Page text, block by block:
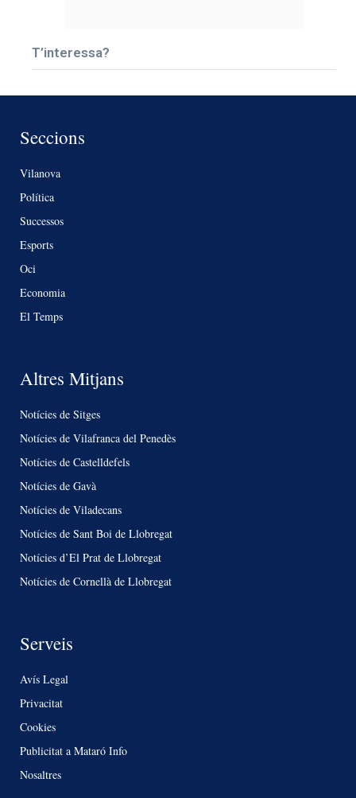
T’interessa?
Seccions
Vilanova
Política
Successos
Esports
Oci
Economia
El Temps
Altres Mitjans
Notícies de Sitges
Notícies de Vilafranca del Penedès
Notícies de Castelldefels
Notícies de Gavà
Notícies de Viladecans
Notícies de Sant Boi de Llobregat
Notícies d’El Prat de Llobregat
Notícies de Cornellà de Llobregat
Serveis
Avís Legal
Privacitat
Cookies
Publicitat a Mataró Info
Nosaltres